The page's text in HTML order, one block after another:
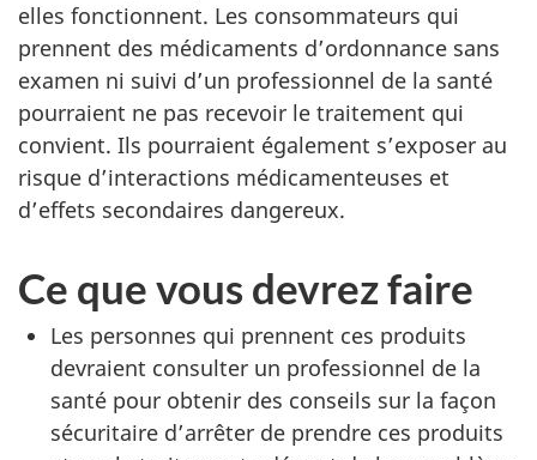
elles fonctionnent. Les consommateurs qui
prennent des médicaments d’ordonnance sans
examen ni suivi d’un professionnel de la santé
pourraient ne pas recevoir le traitement qui
convient. Ils pourraient également s’exposer au
risque d’interactions médicamenteuses et
d’effets secondaires dangereux.
Ce que vous devrez faire
Les personnes qui prennent ces produits
devraient consulter un professionnel de la
santé pour obtenir des conseils sur la façon
sécuritaire d’arrêter de prendre ces produits